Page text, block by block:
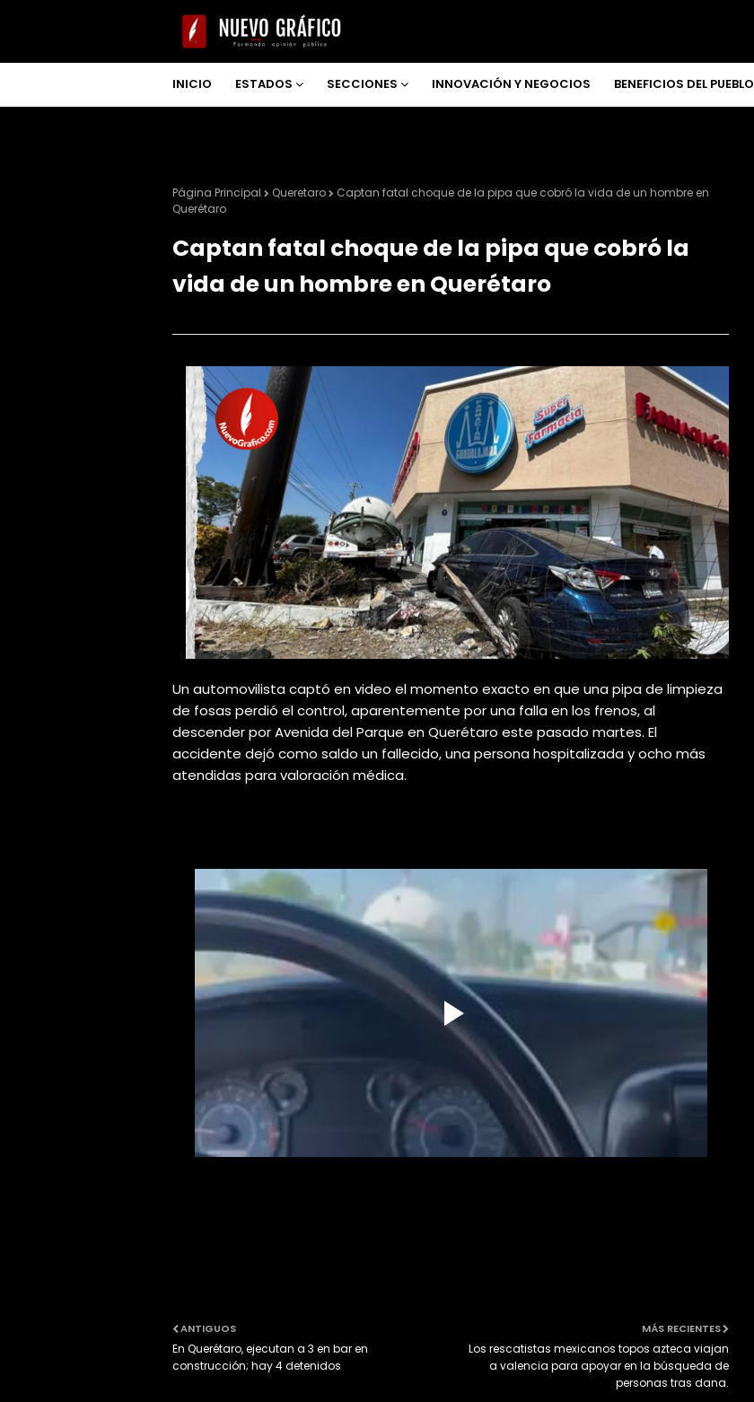
INICIO ESTADOS SECCIONES INNOVACIÓN Y NEGOCIOS BENEFICIOS DEL PUEBLO
Página Principal Queretaro
Captan fatal choque de la pipa que cobró la vida de un hombre en
Querétaro
Captan fatal choque de la pipa que cobró la
vida de un hombre en Querétaro
Un automovilista captó en video el momento exacto en que una pipa de limpieza
de fosas perdió el control, aparentemente por una falla en los frenos, al
descender por Avenida del Parque en Querétaro este pasado martes. El
accidente dejó como saldo un fallecido, una persona hospitalizada y ocho más
atendidas para valoración médica.
MÁS RECIENTES
Los rescatistas mexicanos topos azteca viajan
a valencia para apoyar en la búsqueda de
personas tras dana.
ANTIGUOS
En Querétaro, ejecutan a 3 en bar en
construcción; hay 4 detenidos